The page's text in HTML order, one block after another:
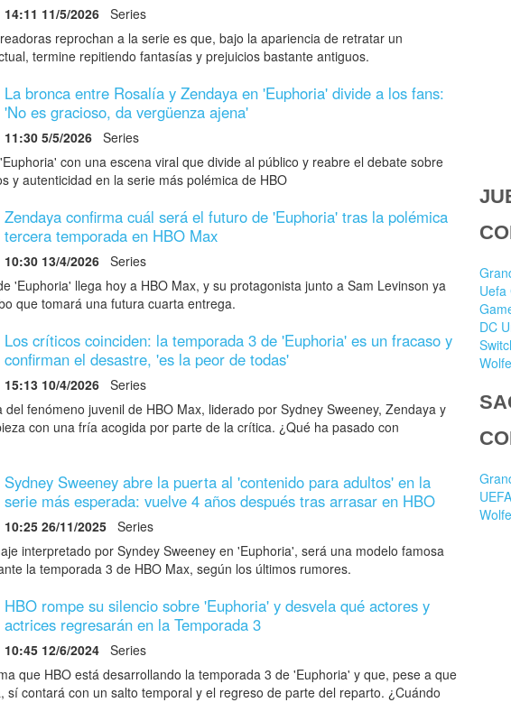
14:11 11/5/2026 Series
reprochan a la serie es que, bajo la apariencia de retratar un
termine repitiendo fantasías y prejuicios bastante antiguos.
La bronca entre Rosalía y Zendaya en 'Euphoria' divide a los fans:
'No es gracioso, da vergüenza ajena'
11:30 5/5/2026 Series
con una escena viral que divide al público y reabre el debate sobre
y autenticidad en la serie más polémica de HBO
Zendaya confirma cuál será el futuro de 'Euphoria' tras la polémica
tercera temporada en HBO Max
10:30 13/4/2026 Series
'Euphoria' llega hoy a HBO Max, y su protagonista junto a Sam Levinson ya
que tomará una futura cuarta entrega.
Los críticos coinciden: la temporada 3 de 'Euphoria' es un fracaso y
confirman el desastre, 'es la peor de todas'
15:13 10/4/2026 Series
del fenómeno juvenil de HBO Max, liderado por Sydney Sweeney, Zendaya y
con una fría acogida por parte de la crítica. ¿Qué ha pasado con
Sydney Sweeney abre la puerta al 'contenido para adultos' en la
serie más esperada: vuelve 4 años después tras arrasar en HBO
10:25 26/11/2025 Series
interpretado por Syndey Sweeney en 'Euphoria', será una modelo famosa
la temporada 3 de HBO Max, según los últimos rumores.
HBO rompe su silencio sobre 'Euphoria' y desvela qué actores y
actrices regresarán en la Temporada 3
10:45 12/6/2024 Series
que HBO está desarrollando la temporada 3 de 'Euphoria' y que, pese a que
sí contará con un salto temporal y el regreso de parte del reparto. ¿Cuándo
Uefa
DC